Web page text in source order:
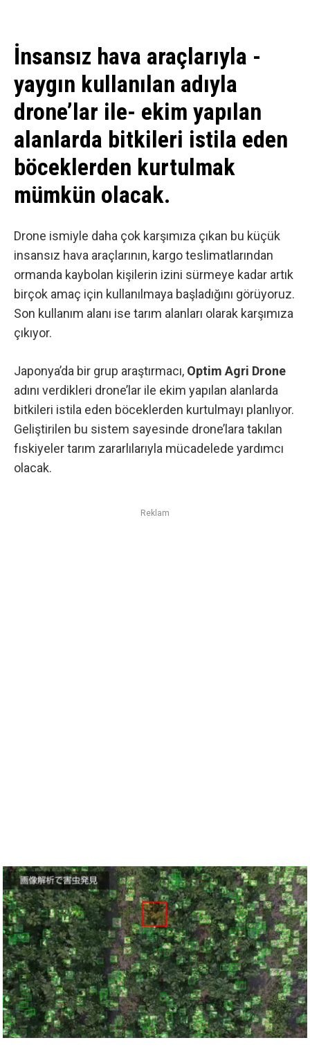
İnsansız hava araçlarıyla -
yaygın kullanılan adıyla
drone’lar ile- ekim yapılan
alanlarda bitkileri istila eden
böceklerden kurtulmak
mümkün olacak.
Drone ismiyle daha çok karşımıza çıkan bu küçük
insansız hava araçlarının, kargo teslimatlarından
ormanda kaybolan kişilerin izini sürmeye kadar artık
birçok amaç için kullanılmaya başladığını görüyoruz.
Son kullanım alanı ise tarım alanları olarak karşımıza
çıkıyor.
Japonya’da bir grup araştırmacı, Optim Agri Drone
adını verdikleri drone’lar ile ekim yapılan alanlarda
bitkileri istila eden böceklerden kurtulmayı planlıyor.
Geliştirilen bu sistem sayesinde drone’lara takılan
fıskiyeler tarım zararlılarıyla mücadelede yardımcı
olacak.
Reklam